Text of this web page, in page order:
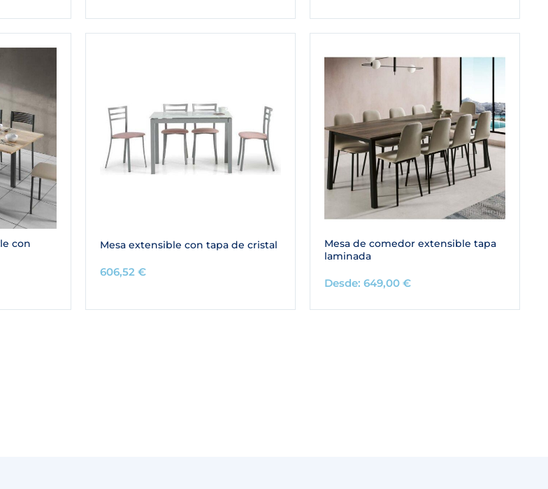
con
Mesa extensible con tapa de cristal
606,52 €
Mesa de comedor extensible tapa
laminada
Desde: 649,00 €